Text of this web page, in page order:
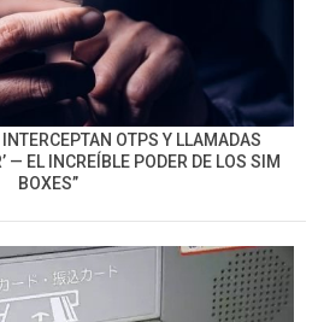
OTPS Y LLAMADAS
— EL INCREÍBLE PODER DE LOS SIM
BOXES”